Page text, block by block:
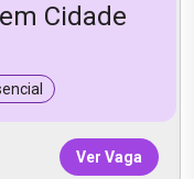
Cidade
Ver Vaga